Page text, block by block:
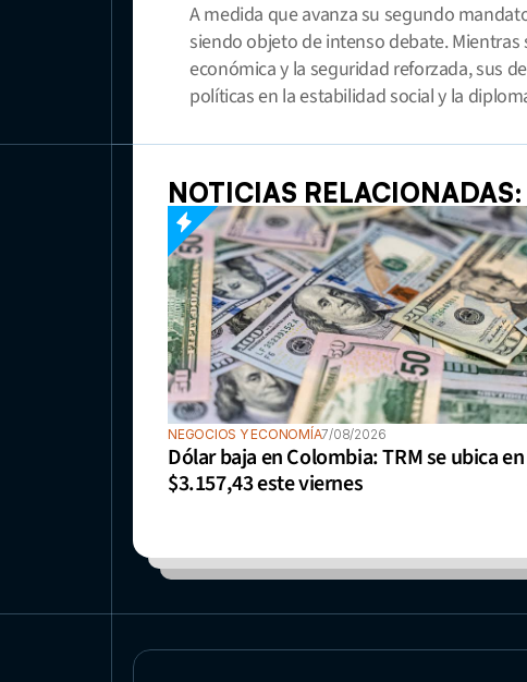
A medida que avanza su segundo
siendo objeto de intenso debate.
económica y la seguridad reforzada, sus
políticas en la estabilidad social y la
NOTICIAS RELACIONADAS:
NEGOCIOS Y ECONOMÍA7/08/2026
Dólar baja en Colombia: TRM se ubica en
$3.157,43 este viernes